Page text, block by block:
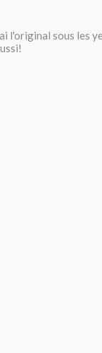
l'original sous les